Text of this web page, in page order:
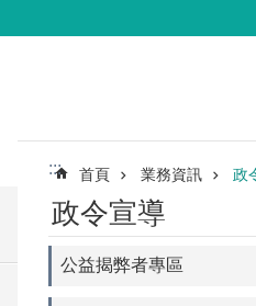
::: 首頁 業務資訊 政
政令宣導
公益揭弊者專區